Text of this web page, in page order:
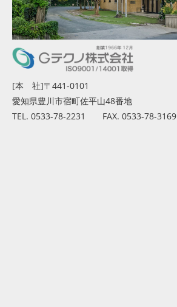
[本 社]〒441-0101
愛知県豊川市宿町佐平山48番地
TEL. 0533-78-2231 FAX. 0533-78-3169